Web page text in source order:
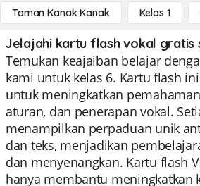
Taman Kanak Kanak Kelas 1
Jelajahi kartu flash vokal gratis
Temukan keajaiban belajar
kami untuk kelas 6. Kartu flash
untuk meningkatkan
aturan, dan penerapan vokal.
menampilkan perpaduan unik
dan teks, menjadikan
dan menyenangkan. Kartu flash
hanya membantu meningkatkan